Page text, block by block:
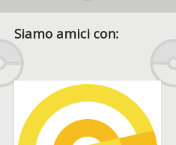
Siamo amici con: